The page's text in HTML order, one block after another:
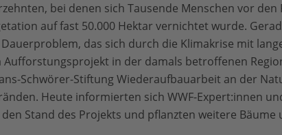
bei denen sich Tausende Menschen vor
auf fast 50.000 Hektar vernichtet wurde.
das sich durch die Klimakrise mit
in der damals betroffenen
Schwörer-Stiftung Wiederaufbauarbeit an der
Heute informierten sich WWF-Expert:innen
Stand des Projekts und pflanzten weitere